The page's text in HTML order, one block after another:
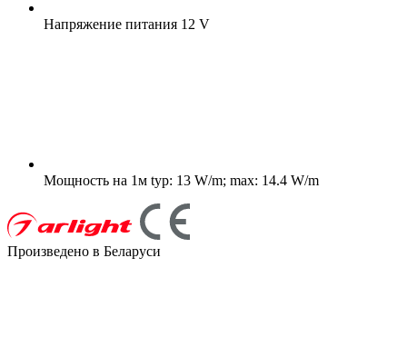
Напряжение питания 12 V
Мощность на 1м typ: 13 W/m; max: 14.4 W/m
Произведено в Беларуси